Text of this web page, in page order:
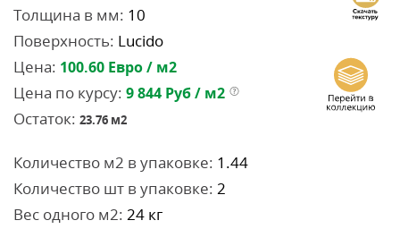
Толщина в мм: 10
Поверхность: Lucido
Цена: 100.60 Евро / м2
Цена по курсу: 9 844 Руб / м2
Остаток: 23.76 м2
Количество м2 в упаковке: 1.44
Количество шт в упаковке: 2
Вес одного м2: 24 кг